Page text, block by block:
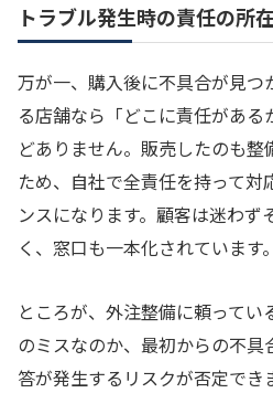
トラブル発生時の責任の所
万が一、購入後に不具合が見つ
る店舗なら「どこに責任があ
どありません。販売したのも
ため、自社で全責任を持って対
ンスになります。顧客は迷わず
く、窓口も一本化されています。
ところが、外注整備に頼って
のミスなのか、最初からの不
答が発生するリスクが否定で